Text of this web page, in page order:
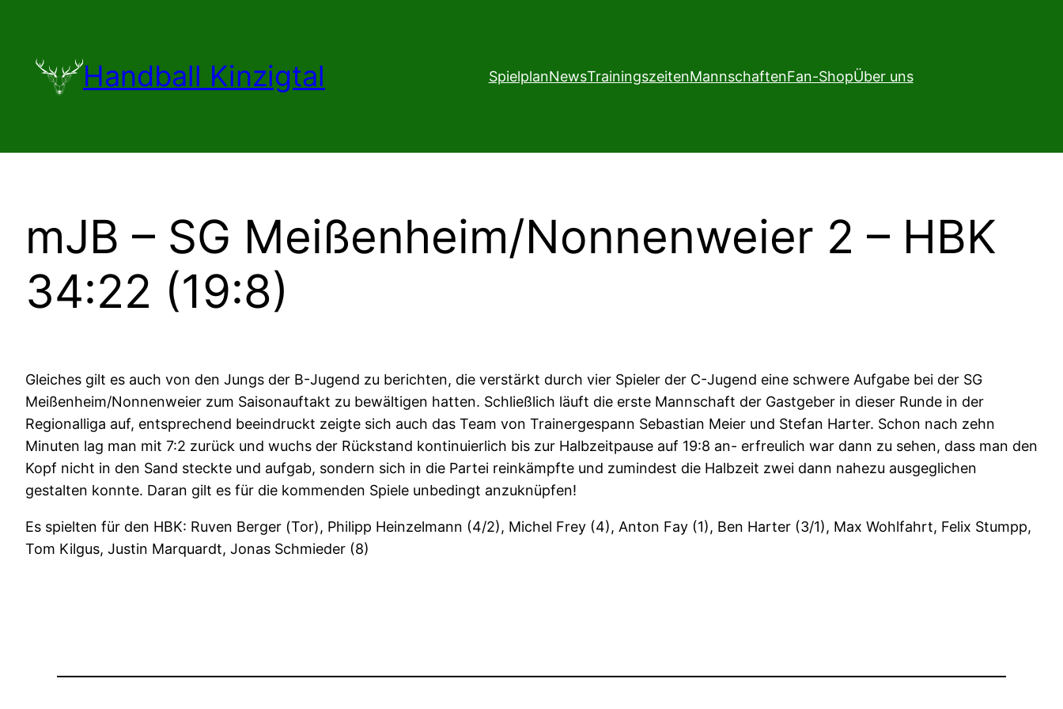
Handball Kinzigtal SpielplanNewsTrainingszeitenMannschaftenFan-ShopÜber uns
mJB – SG Meißenheim/Nonnenweier 2 – HBK
34:22 (19:8)
Gleiches gilt es auch von den Jungs der B-Jugend zu berichten, die verstärkt durch vier Spieler der C-Jugend eine schwere Aufgabe bei der SG
Meißenheim/Nonnenweier zum Saisonauftakt zu bewältigen hatten. Schließlich läuft die erste Mannschaft der Gastgeber in dieser Runde in der
Regionalliga auf, entsprechend beeindruckt zeigte sich auch das Team von Trainergespann Sebastian Meier und Stefan Harter. Schon nach zehn
Minuten lag man mit 7:2 zurück und wuchs der Rückstand kontinuierlich bis zur Halbzeitpause auf 19:8 an- erfreulich war dann zu sehen, dass man den
Kopf nicht in den Sand steckte und aufgab, sondern sich in die Partei reinkämpfte und zumindest die Halbzeit zwei dann nahezu ausgeglichen
gestalten konnte. Daran gilt es für die kommenden Spiele unbedingt anzuknüpfen!
Es spielten für den HBK: Ruven Berger (Tor), Philipp Heinzelmann (4/2), Michel Frey (4), Anton Fay (1), Ben Harter (3/1), Max Wohlfahrt, Felix Stumpp,
Tom Kilgus, Justin Marquardt, Jonas Schmieder (8)